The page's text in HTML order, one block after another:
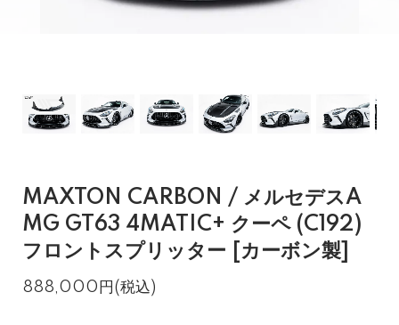
MAXTON CARBON / メルセデスA
MG GT63 4MATIC+ クーペ (C192)
フロントスプリッター [カーボン製]
888,000円(税込)